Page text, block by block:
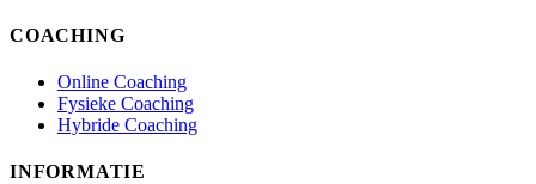
COACHING
Online Coaching
Fysieke Coaching
Hybride Coaching
INFORMATIE